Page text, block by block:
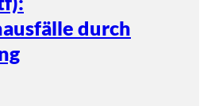
durch